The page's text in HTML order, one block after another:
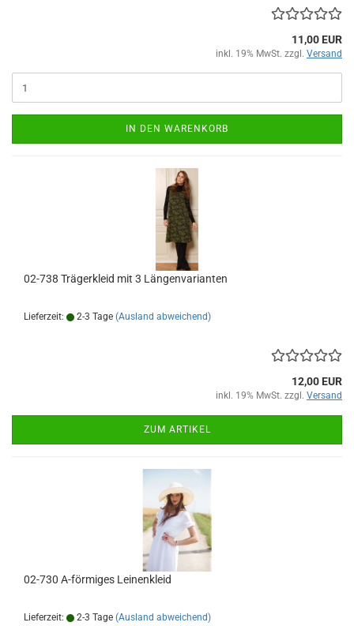
11,00 EUR
inkl. 19% MwSt. zzgl. Versand
IN DEN WARENKORB
02-738 Trägerkleid mit 3 Längenvarianten
Lieferzeit: 2-3 Tage (Ausland abweichend)
12,00 EUR
inkl. 19% MwSt. zzgl. Versand
ZUM ARTIKEL
02-730 A-förmiges Leinenkleid
Lieferzeit: 2-3 Tage (Ausland abweichend)